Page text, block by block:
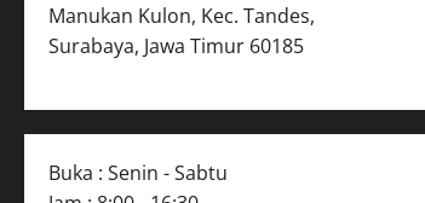
Manukan Kulon, Kec. Tandes,
Surabaya, Jawa Timur 60185
Buka : Senin - Sabtu